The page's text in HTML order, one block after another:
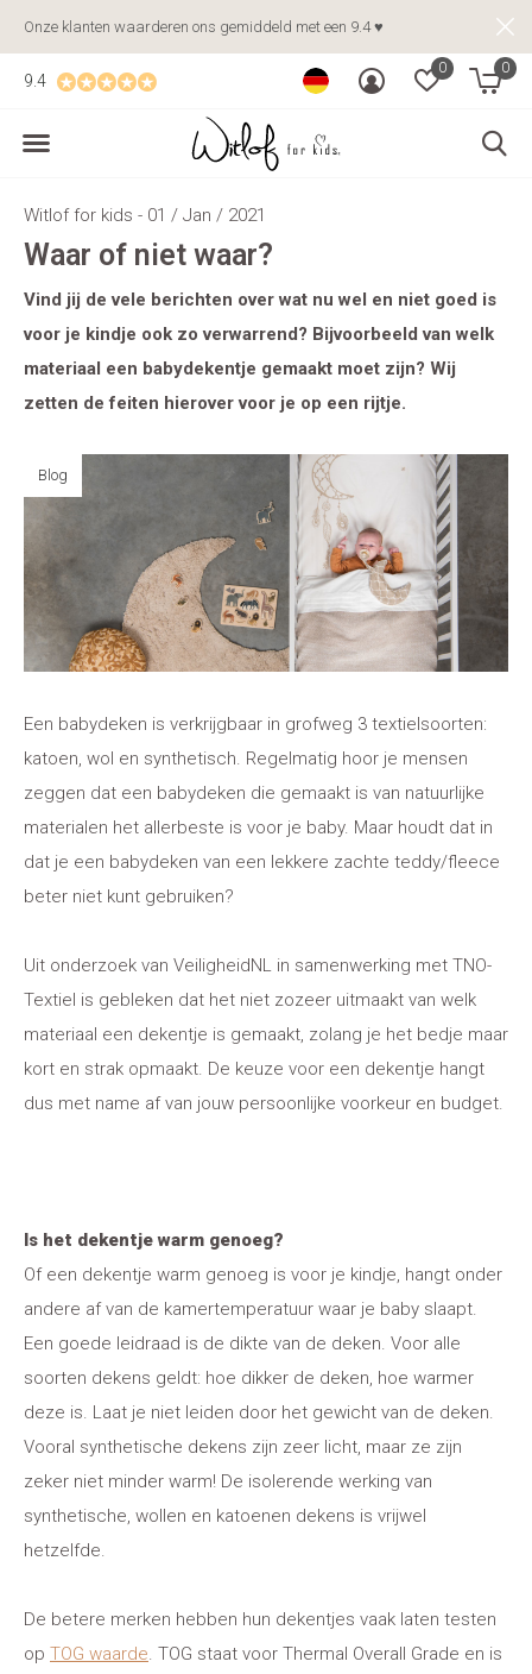
0 0
9.4
Onze klanten waarderen ons gemiddeld met een 9.4 ♥
Witlof for kids - 01 / Jan / 2021
Waar of niet waar?
Vind jij de vele berichten over wat nu wel en niet goed is
voor je kindje ook zo verwarrend? Bijvoorbeeld van welk
materiaal een babydekentje gemaakt moet zijn? Wij
zetten de feiten hierover voor je op een rijtje.
Blog
Een babydeken is verkrijgbaar in grofweg 3 textielsoorten:
katoen, wol en synthetisch. Regelmatig hoor je mensen
zeggen dat een babydeken die gemaakt is van natuurlijke
materialen het allerbeste is voor je baby. Maar houdt dat in
dat je een babydeken van een lekkere zachte teddy/fleece
beter niet kunt gebruiken?
Uit onderzoek van VeiligheidNL in samenwerking met TNO-
Textiel is gebleken dat het niet zozeer uitmaakt van welk
materiaal een dekentje is gemaakt, zolang je het bedje maar
kort en strak opmaakt. De keuze voor een dekentje hangt
dus met name af van jouw persoonlijke voorkeur en budget.
Is het dekentje warm genoeg?
Of een dekentje warm genoeg is voor je kindje, hangt onder
andere af van de kamertemperatuur waar je baby slaapt.
Een goede leidraad is de dikte van de deken. Voor alle
soorten dekens geldt: hoe dikker de deken, hoe warmer
deze is. Laat je niet leiden door het gewicht van de deken.
Vooral synthetische dekens zijn zeer licht, maar ze zijn
zeker niet minder warm! De isolerende werking van
synthetische, wollen en katoenen dekens is vrijwel
hetzelfde.
De betere merken hebben hun dekentjes vaak laten testen
op TOG waarde. TOG staat voor Thermal Overall Grade en is